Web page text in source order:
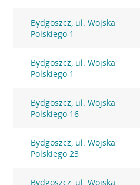
Bydgoszcz, ul. Wojska
Polskiego 1
Bydgoszcz, ul. Wojska
Polskiego 1
Bydgoszcz, ul. Wojska
Polskiego 16
Bydgoszcz, ul. Wojska
Polskiego 23
Bydgoszcz, ul. Wojska